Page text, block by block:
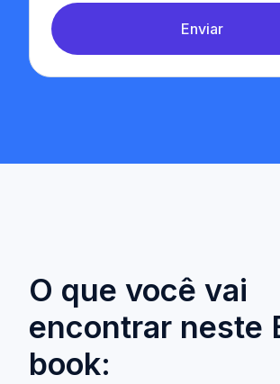
Enviar
O que você vai
encontrar neste
book: